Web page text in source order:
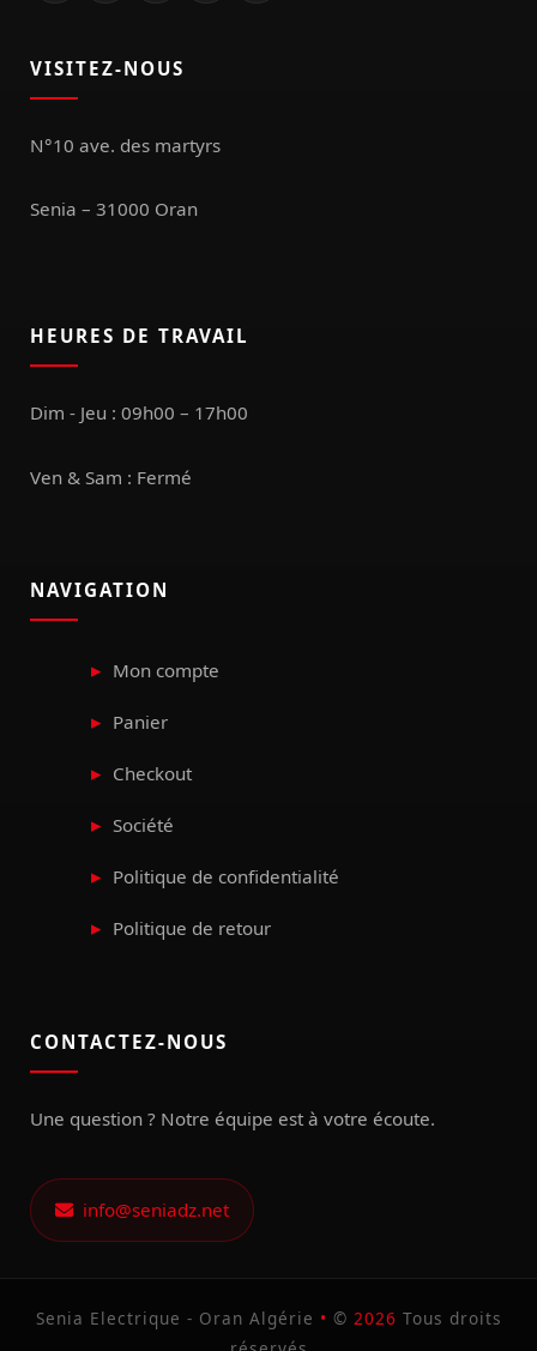
VISITEZ-NOUS
N°10 ave. des martyrs
Senia – 31000 Oran
HEURES DE TRAVAIL
Dim - Jeu : 09h00 – 17h00
Ven & Sam : Fermé
NAVIGATION
Mon compte
Panier
Checkout
Société
Politique de confidentialité
Politique de retour
CONTACTEZ-NOUS
Une question ? Notre équipe est à votre écoute.
info@seniadz.net
Senia Electrique - Oran Algérie • © 2026 Tous droits